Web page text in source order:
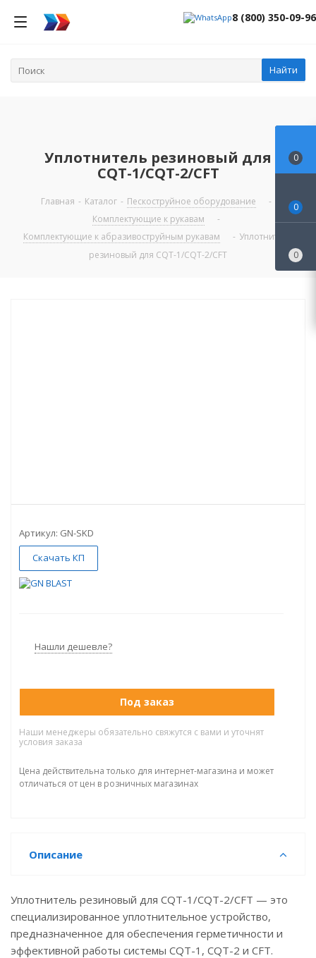
8 (800) 350-09-96
Найти
Уплотнитель резиновый для
CQТ-1/CQТ-2/CFT
Главная - Каталог - Пескоструйное оборудование
-
Комплектующие к рукавам
-
Комплектующие к абразивоструйным рукавам
- Уплотнитель
резиновый для CQТ-1/CQТ-2/CFT
Артикул: GN-SKD
Скачать КП
Нашли дешевле?
Под заказ
Наши менеджеры обязательно свяжутся с вами и уточнят
условия заказа
Цена действительна только для интернет-магазина и может
отличаться от цен в розничных магазинах
Описание
Уплотнитель резиновый для CQT-1/CQT-2/CFT — это
специализированное уплотнительное устройство,
предназначенное для обеспечения герметичности и
эффективной работы системы CQT-1, CQT-2 и CFT.
0
0
0